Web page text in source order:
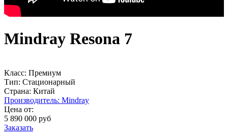
Mindray Resona 7
Класс: Премиум
Тип: Стационарный
Страна: Китай
Производитель: Mindray
Цена от:
5 890 000 руб
Заказать